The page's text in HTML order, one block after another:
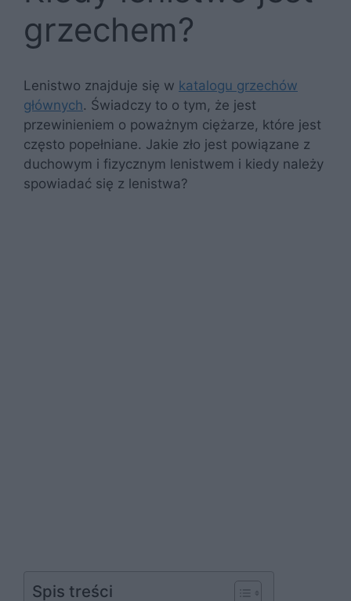
grzechem?
Lenistwo znajduje się w katalogu grzechów
głównych. Świadczy to o tym, że jest
przewinieniem o poważnym ciężarze, które jest
często popełniane. Jakie zło jest powiązane z
duchowym i fizycznym lenistwem i kiedy należy
spowiadać się z lenistwa?
Spis treści